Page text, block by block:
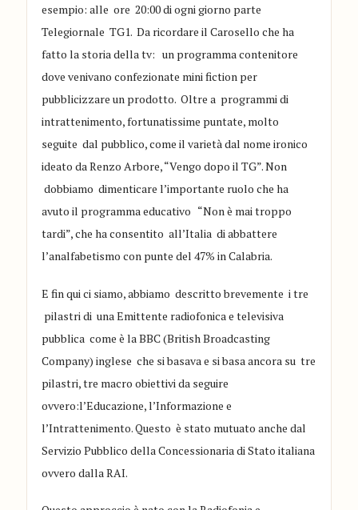
esempio: alleore20:00di ogni giorno parte
TelegiornaleTG1. Da ricordare ilCarosello che ha
fatto la storia della tv: un programmacontenitore
dove venivano confezionate mini fiction per
pubblicizzare un prodotto. Oltre a programmidi
intrattenimento, fortunatissime puntate, molto
seguite dal pubblico, come il varietàdal nome ironico
ideato daRenzo Arbore,“Vengo dopo ilTG”.Non
dobbiamo dimenticarel’importante ruolo che ha
avutoil programmaeducativo “Non è mai troppo
tardi”, che ha consentito all’Italia di abbattere
l’analfabetismo con punte del 47%in Calabria.
E fin qui ci siamo,abbiamo descritto brevemente i tre
pilastri di una Emittente radiofonica e televisiva
pubblica come è la BBC(British Broadcasting
Company)inglese che si basavae si basa ancora su tre
pilastri, tre macro obiettivida seguire
ovvero:l’Educazione, l’Informazione e
l’Intrattenimento.Questo è stato mutuato anche dal
Servizio Pubblico della Concessionaria di Stato italiana
ovvero dalla RAI.